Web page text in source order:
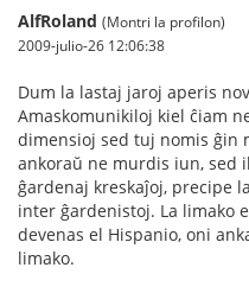
AlfRoland (Montri la profilon)
2009-julio-26 12:06:38
Dum la lastaj jaroj aperis
Amaskomunikiloj kiel ĉiam
dimensioj sed tuj nomis ĝin
ankoraŭ ne murdis iun, sed
ĝardenaj kreskaĵoj, precipe
inter ĝardenistoj. La limako
devenas el Hispanio, oni
limako.